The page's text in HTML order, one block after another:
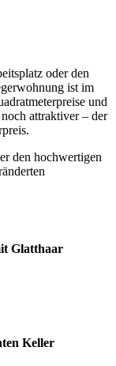
oder den
ist im
und
attraktiver – der
den hochwertigen
Glatthaar
Keller